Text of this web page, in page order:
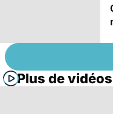
Plus de vidéos